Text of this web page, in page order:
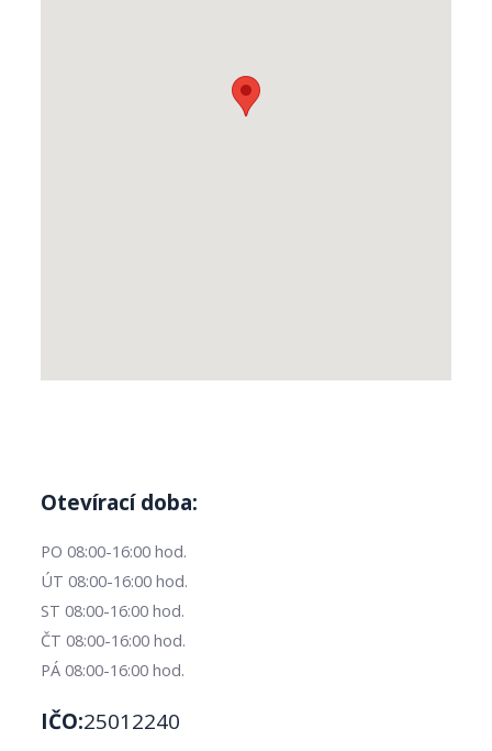
Otevírací doba:
PO 08:00-16:00 hod.
ÚT 08:00-16:00 hod.
ST 08:00-16:00 hod.
ČT 08:00-16:00 hod.
PÁ 08:00-16:00 hod.
IČO:25012240